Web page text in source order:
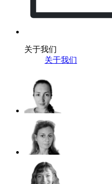
关于我们
关于我们